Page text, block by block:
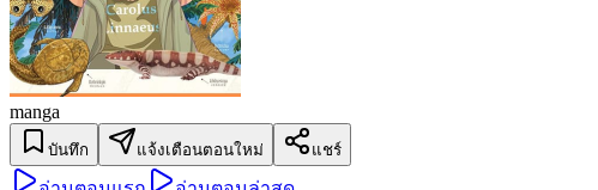
manga
บันทึก แจ้งเตือนตอนใหม่ แชร์